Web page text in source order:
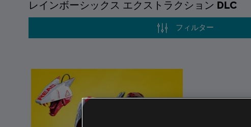
レインボーシックス エクストラクション DLC
フィルター